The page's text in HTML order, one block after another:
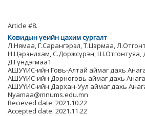
Article #8.
Ковидын үеийн цахим сургалт
Л.Нямаа, Г.Сарангэрэл, Т.Цэрмаа,
Н.Цэрэнлхам, С.Доржсүрэн, Ш.Отгонтуяа,
Д.Гүндэгмаа1
АШУҮИС-ийн Говь-Алтай аймаг дахь
АШУҮИС-ийн Дорноговь аймаг дахь
АШУҮИС-ийн Дархан-Уул аймаг дахь
Nyamaa@mnums.edu.mn
Recieved date: 2021.10.22
Accepted date: 2021.11.22